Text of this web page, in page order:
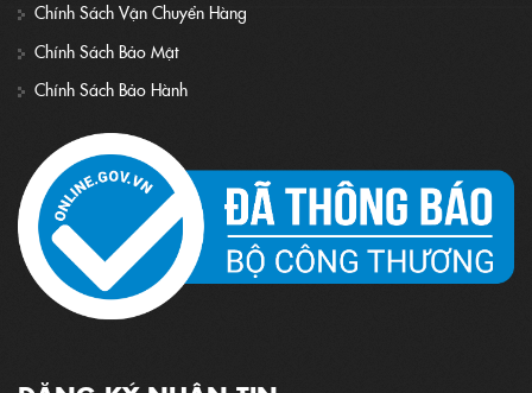
Chính Sách Vận Chuyển Hàng
Chính Sách Bảo Mật
Chính Sách Bảo Hành